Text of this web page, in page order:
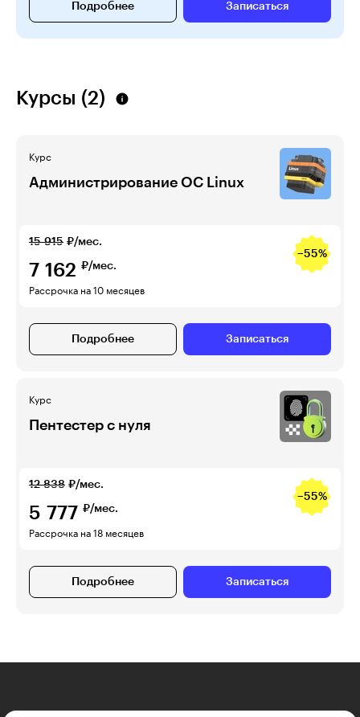
Подробнее Записаться
Курсы (2)
Курс
Администрирова­ние ОС Linux
15 915 ₽/мес.
−55%
7 162 ₽/мес.
Рассрочка на 10 месяцев
Подробнее Записаться
Курс
Пентестер с нуля
12 838 ₽/мес.
−55%
5 777 ₽/мес.
Рассрочка на 18 месяцев
Подробнее Записаться